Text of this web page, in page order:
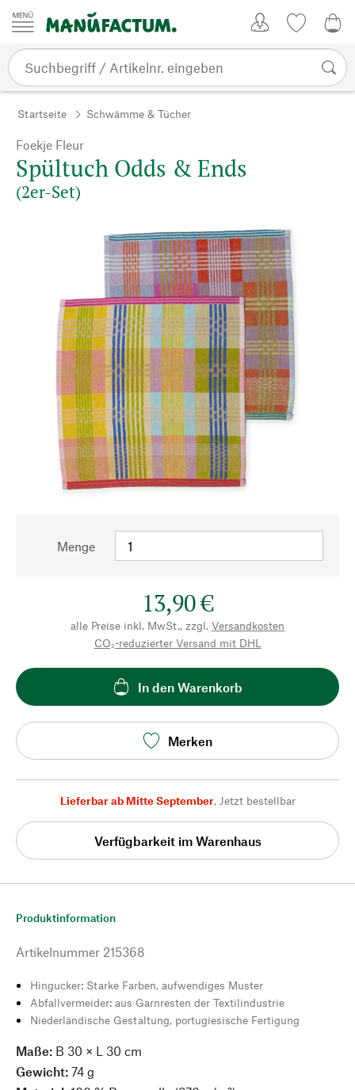
Zum Inhalt springen
Startseite Schwämme & Tücher
Foekje Fleur
Spültuch Odds & Ends
(2er-Set)
Menge
13,90 €
alle Preise inkl. MwSt., zzgl. Versandkosten
CO₂-reduzierter Versand mit DHL
In den Warenkorb
Merken
Lieferbar ab Mitte September, Jetzt bestellbar
Verfügbarkeit im Warenhaus
Produktinformation
Artikelnummer 215368
Hingucker: Starke Farben, aufwendiges Muster
Abfallvermeider: aus Garnresten der Textilindustrie
Niederländische Gestaltung, portugiesische Fertigung
Maße: B 30 × L 30 cm
Gewicht: 74 g